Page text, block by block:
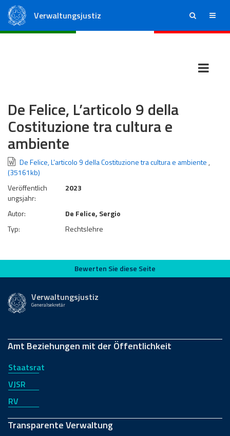
Verwaltungsjustiz ricerca menu
De Felice, L’articolo 9 della
Costituzione tra cultura e
ambiente
De Felice, L’articolo 9 della Costituzione tra cultura e ambiente ,
(35161kb)
Veröffentlich
ungsjahr:
2023
Autor:
De Felice, Sergio
Typ:
Rechtslehre
Bewerten Sie diese Seite
Bewerten Sie diese Seite
Verwaltungsjustiz
Generalsekretär
Amt Beziehungen mit der Öffentlichkeit
Staatsrat
VJSR
RV
Transparente Verwaltung